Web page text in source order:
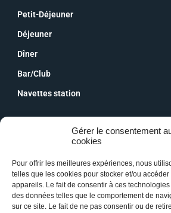
Gérer le consentement
cookies
Pour offrir les meilleures expériences, nous
telles que les cookies pour stocker et/ou
appareils. Le fait de consentir à ces
des données telles que le comportement de
sur ce site. Le fait de ne pas consentir ou de
Petit-Déjeuner
Déjeuner
Dîner
Bar/Club
Navettes station